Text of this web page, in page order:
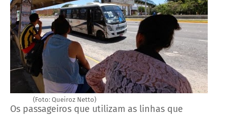
(Foto: Queiroz Netto)
Os passageiros que utilizam as linhas que